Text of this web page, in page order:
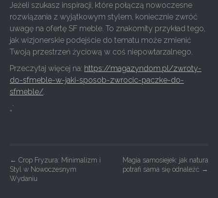
Jeżeli szukasz inspiracji, które połączą nowoczesne
rozwiązania z wyjątkowym stylem, koniecznie zwróć
uwagę na ofertę SF meble. To znakomity przykład tego,
jak wizjonerskie podejście do tematu może zmienić
Twoją przestrzeń życiową w coś niepowtarzalnego.
Przeczytaj więcej na: https://magazyndom.pl/zwroty-
do-sfmeble-w-jaki-sposob-zwrocic-paczke-do-
sfmeble/.
„`
P
o
← Crop Fryzura: Minimalizm i
Styl w Nowoczesnym
Wydaniu
Magia samosiejek: jak natura
potrafi sama się odnaleźć →